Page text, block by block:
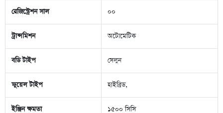
রেজিস্ট্রেশন সাল ০০
ট্রান্সমিশন অটোমেটিক
বডি টাইপ সেলুন
ফুয়েল টাইপ হাইব্রিড,
ইঞ্জিন ক্ষমতা ১৫০০ সিসি